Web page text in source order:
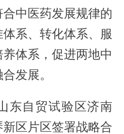
中医药发展规律的
系、转化体系、服
体系，促进两地中
发展。
自贸试验区济南
区片区签署战略合